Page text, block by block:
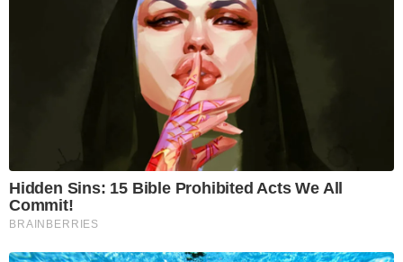
Hidden Sins: 15 Bible Prohibited Acts We All
Commit!
BRAINBERRIES